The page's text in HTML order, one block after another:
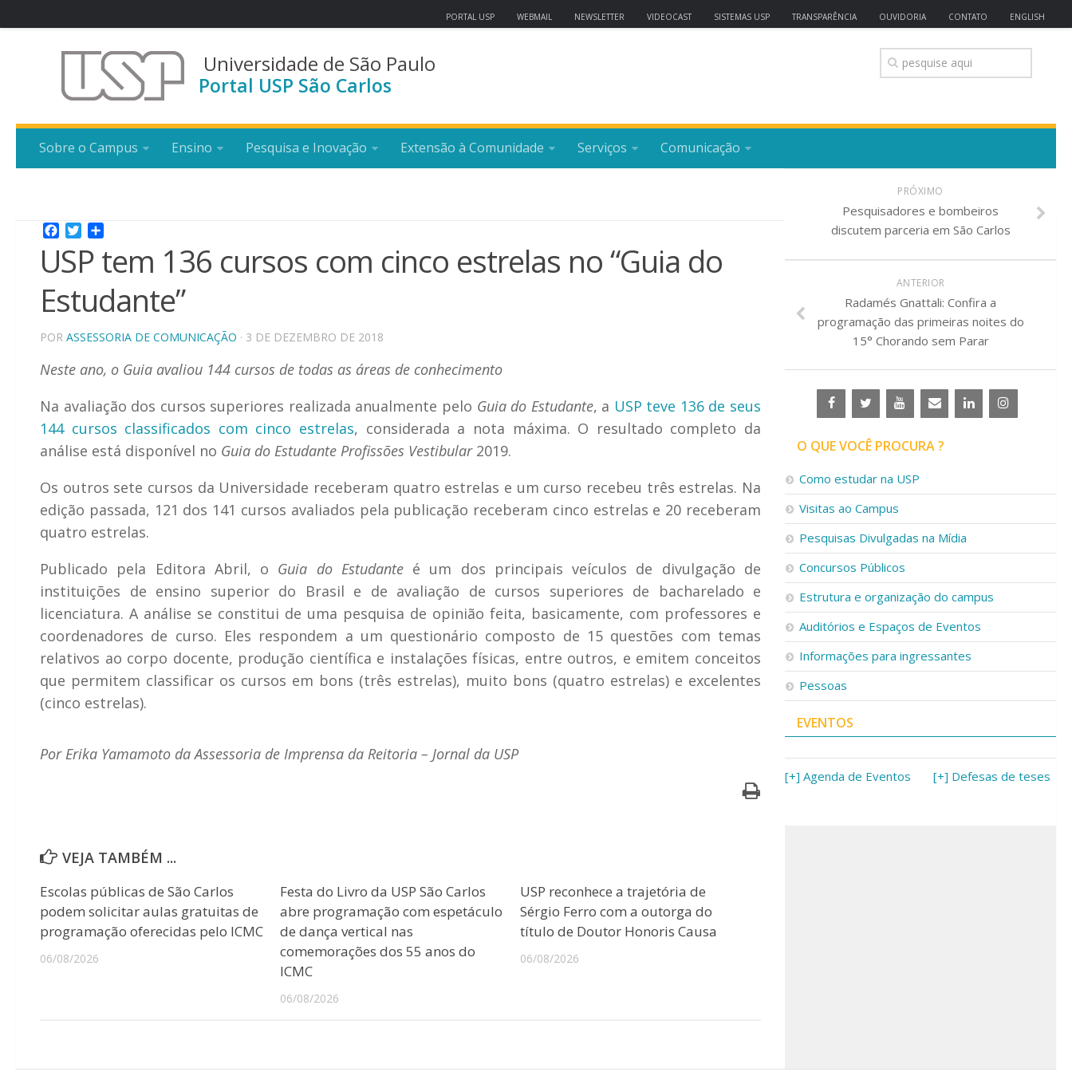
PORTAL USP WEBMAIL NEWSLETTER VIDEOCAST SISTEMAS USP TRANSPARÊNCIA OUVIDORIA CONTATO ENGLISH
Universidade de São Paulo
Portal USP São Carlos
Sobre o Campus Ensino Pesquisa e Inovação Extensão à Comunidade Serviços Comunicação
Facebook
Twitter
USP tem 136 cursos com cinco estrelas no “Guia do
Estudante”
POR ASSESSORIA DE COMUNICAÇÃO · 3 DE DEZEMBRO DE 2018
Neste ano, o Guia avaliou 144 cursos de todas as áreas de conhecimento
Na avaliação dos cursos superiores realizada anualmente pelo Guia do Estudante, a USP teve 136 de seus
144 cursos classificados com cinco estrelas, considerada a nota máxima. O resultado completo da
análise está disponível no Guia do Estudante Profissões Vestibular2019.
Os outros sete cursos da Universidade receberam quatro estrelas e um curso recebeu três estrelas. Na
edição passada, 121 dos 141 cursos avaliados pela publicação receberam cinco estrelas e 20 receberam
quatro estrelas.
Publicado pela Editora Abril, o Guia do Estudanteé um dos principais veículos de divulgação de
instituições de ensino superior do Brasil e de avaliação de cursos superiores de bacharelado e
licenciatura. A análise se constitui de uma pesquisa de opinião feita, basicamente, com professores e
coordenadores de curso. Eles respondem a um questionário composto de 15 questões com temas
relativos ao corpo docente, produção científica e instalações físicas, entre outros, e emitem conceitos
que permitem classificar os cursos em bons (três estrelas), muito bons (quatro estrelas) e excelentes
(cinco estrelas).
Por Erika Yamamoto da Assessoria de Imprensa da Reitoria – Jornal da USP
VEJA TAMBÉM ...
Escolas públicas de São Carlos
podem solicitar aulas gratuitas de
programação oferecidas pelo ICMC
06/08/2026
Festa do Livro da USP São Carlos
abre programação com espetáculo
de dança vertical nas
comemorações dos 55 anos do
ICMC
06/08/2026
USP reconhece a trajetória de
Sérgio Ferro com a outorga do
título de Doutor Honoris Causa
06/08/2026
PRÓXIMO
Pesquisadores e bombeiros
discutem parceria em São Carlos
ANTERIOR
Radamés Gnattali: Confira a
programação das primeiras noites do
15° Chorando sem Parar
O QUE VOCÊ PROCURA ?
Como estudar na USP
Visitas ao Campus
Pesquisas Divulgadas na Mídia
Concursos Públicos
Estrutura e organização do campus
Auditórios e Espaços de Eventos
Informações para ingressantes
Pessoas
EVENTOS
[+] Agenda de Eventos [+] Defesas de teses